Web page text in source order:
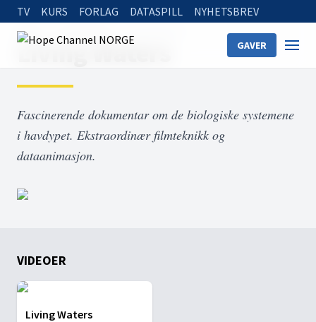
TV KURS FORLAG DATASPILL NYHETSBREV
GAVER
Home
Living Waters
Fascinerende dokumentar om de biologiske systemene
i havdypet. Ekstraordinær filmteknikk og
dataanimasjon.
VIDEOER
Living Waters